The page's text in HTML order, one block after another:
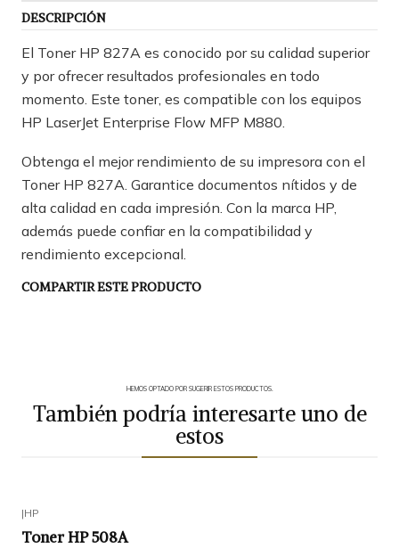
DESCRIPCIÓN
El Toner HP 827A es conocido por su calidad superior
y por ofrecer resultados profesionales en todo
momento. Este toner, es compatible con los equipos
HP LaserJet Enterprise Flow MFP M880.
Obtenga el mejor rendimiento de su impresora con el
Toner HP 827A. Garantice documentos nítidos y de
alta calidad en cada impresión. Con la marca HP,
además puede confiar en la compatibilidad y
rendimiento excepcional.
COMPARTIR ESTE PRODUCTO
HEMOS OPTADO POR SUGERIR ESTOS PRODUCTOS.
También podría interesarte uno de
estos
|HP
Toner HP 508A